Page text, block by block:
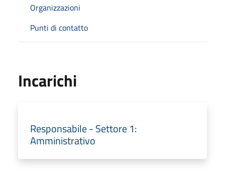
Organizzazioni
Punti di contatto
Incarichi
Responsabile - Settore 1:
Amministrativo